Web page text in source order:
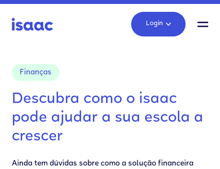
Login
Finanças
Descubra como o isaac
pode ajudar a sua escola a
crescer
Ainda tem dúvidas sobre como a solução financeira